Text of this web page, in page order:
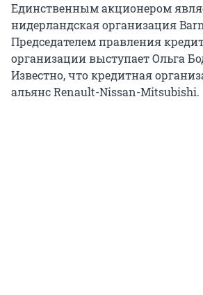
Единственным акционером
нидерландская организация
Председателем правления
организации выступает Ольга
Известно, что кредитная
альянс Renault-Nissan-Mitsubishi.